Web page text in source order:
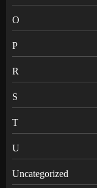
O
P
R
S
T
U
Uncategorized